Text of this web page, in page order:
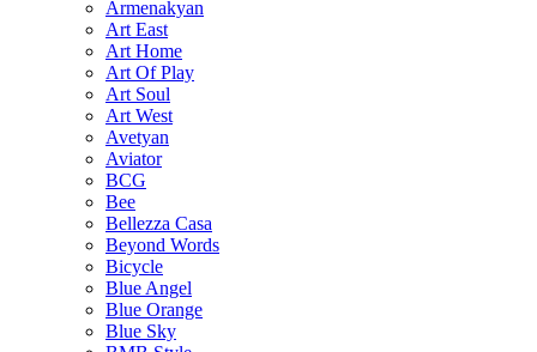
Armenakyan
Art East
Art Home
Art Of Play
Art Soul
Art West
Avetyan
Aviator
BCG
Bee
Bellezza Casa
Beyond Words
Bicycle
Blue Angel
Blue Orange
Blue Sky